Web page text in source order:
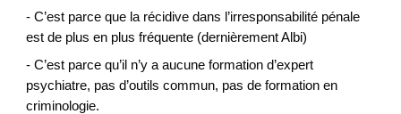
- C’est parce que la récidive dans l’irresponsabilité pénale
est de plus en plus fréquente (dernièrement Albi)
- C’est parce qu’il n’y a aucune formation d’expert
psychiatre, pas d’outils commun, pas de formation en
criminologie.